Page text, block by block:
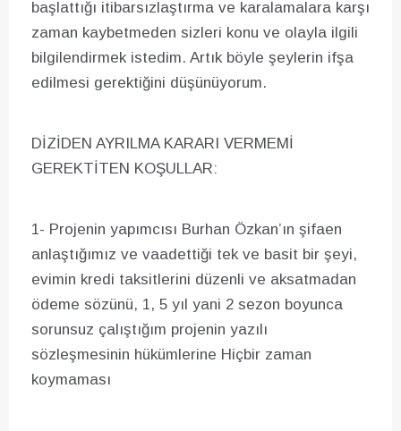
başlattığı itibarsızlaştırma ve karalamalara karşı
zaman kaybetmeden sizleri konu ve olayla ilgili
bilgilendirmek istedim. Artık böyle şeylerin ifşa
edilmesi gerektiğini düşünüyorum.
DİZİDEN AYRILMA KARARI VERMEMİ
GEREKTİTEN KOŞULLAR:
1- Projenin yapımcısı Burhan Özkan’ın şifaen
anlaştığımız ve vaadettiği tek ve basit bir şeyi,
evimin kredi taksitlerini düzenli ve aksatmadan
ödeme sözünü, 1, 5 yıl yani 2 sezon boyunca
sorunsuz çalıştığım projenin yazılı
sözleşmesinin hükümlerine Hiçbir zaman
koymaması